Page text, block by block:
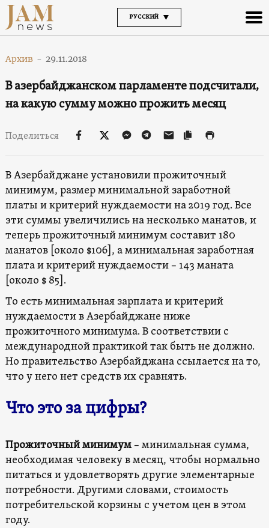
РУССКИЙ
Архив - 29.11.2018
В азербайджанском парламенте подсчитали,
на какую сумму можно прожить месяц
Поделиться
В Азербайджане установили прожиточный
минимум, размер минимальной заработной
платы и критерий нуждаемости на 2019 год. Все
эти суммы увеличились на несколько манатов, и
теперь прожиточный минимум составит 180
манатов [около $106], а минимальная заработная
плата и критерий нуждаемости – 143 маната
[около $ 85].
То есть минимальная зарплата и критерий
нуждаемости в Азербайджане ниже
прожиточного минимума. В соответствии с
международной практикой так быть не должно.
Но правительство Азербайджана ссылается на то,
что у него нет средств их сравнять.
Что это за цифры?
Прожиточный минимум– минимальная сумма,
необходимая человеку в месяц, чтобы нормально
питаться и удовлетворять другие элементарные
потребности. Другими словами, стоимость
потребительской корзины с учетом цен в этом
году.